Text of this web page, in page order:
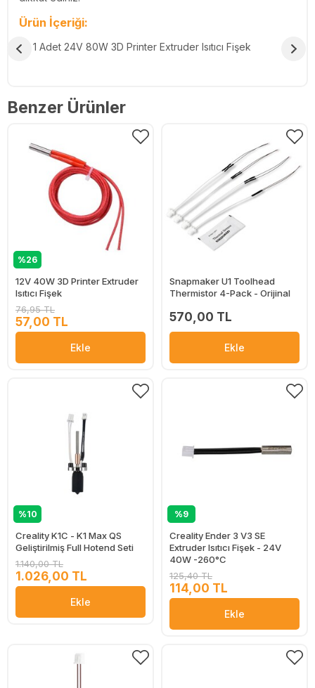
Ürün İçeriği:
1 Adet 24V 80W 3D Printer Extruder Isıtıcı Fişek
Benzer Ürünler
%26
12V 40W 3D Printer Extruder
Isıtıcı Fişek
76,95 TL
57,00 TL
Ekle
Snapmaker U1 Toolhead
Thermistor 4-Pack - Orijinal
570,00 TL
Ekle
%10
Creality K1C - K1 Max QS
Geliştirilmiş Full Hotend Seti
1.140,00 TL
1.026,00 TL
Ekle
%9
Creality Ender 3 V3 SE
Extruder Isıtıcı Fişek - 24V
40W -260°C
125,40 TL
114,00 TL
Ekle